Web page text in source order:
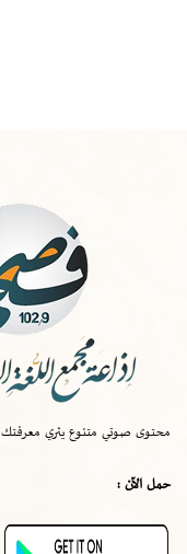
محتوى صوتي متنوع يثري معرفتك
حمل الآن :
الخميس-١٠:٠٠ ص
صواب
قصة اختراع